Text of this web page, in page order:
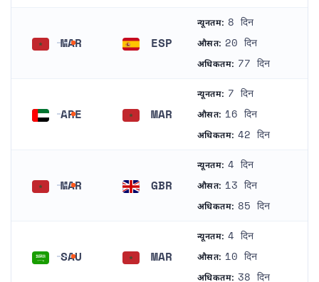
MAR ESP
न्यूनतम: 8 दिन
औसत: 20 दिन
अधिकतम: 77 दिन
ARE MAR
न्यूनतम: 7 दिन
औसत: 16 दिन
अधिकतम: 42 दिन
MAR GBR
न्यूनतम: 4 दिन
औसत: 13 दिन
अधिकतम: 85 दिन
SAU MAR
न्यूनतम: 4 दिन
औसत: 10 दिन
अधिकतम: 38 दिन